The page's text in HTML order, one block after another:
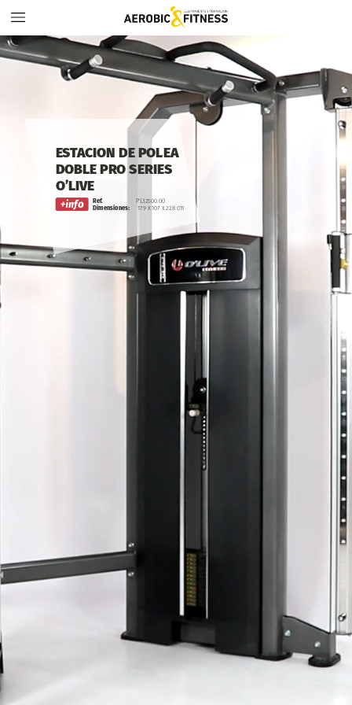
ESTACION DEPOLEA
DOBLEPRO SERIES
O’LIVE
Ref.
Dimensiones:
PL32500.00
179 x 107 x 228 cm